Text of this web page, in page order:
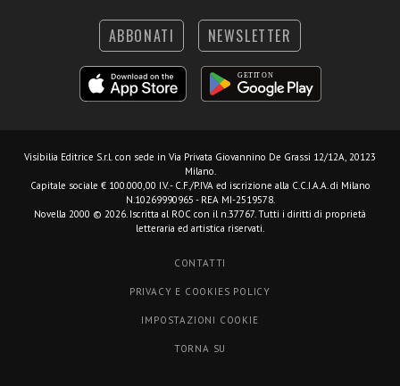
ABBONATI NEWSLETTER
Visibilia Editrice S.r.l. con sede in Via Privata Giovannino De Grassi 12/12A, 20123
Milano.
Capitale sociale € 100.000,00 I.V. - C.F./P.IVA ed iscrizione alla C.C.I.A.A. di Milano
N.10269990965 - REA MI-2519578.
Novella 2000 © 2026. Iscritta al ROC con il n.37767. Tutti i diritti di proprietà
letteraria ed artistica riservati.
CONTATTI
PRIVACY E COOKIES POLICY
IMPOSTAZIONI COOKIE
TORNA SU